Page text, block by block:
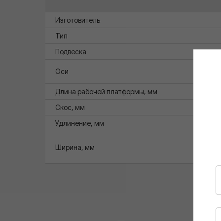
Изготовитель
Тип
Подвеска
Оси
Длина рабочей платформы, мм
Cкос, мм
Удлинение, мм
Ширина, мм